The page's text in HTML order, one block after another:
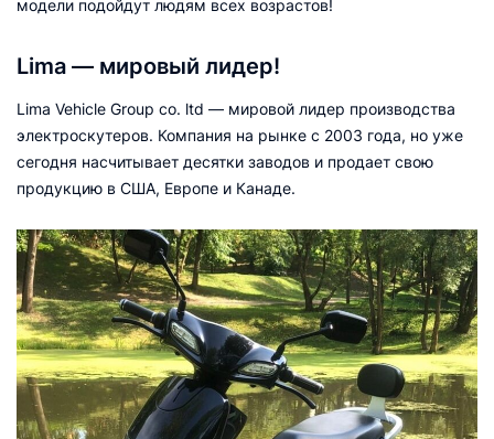
модели подойдут людям всех возрастов!
Lima — мировый лидер!
Lima Vehicle Group co. ltd — мировой лидер производства
электроскутеров. Компания на рынке с 2003 года, но уже
сегодня насчитывает десятки заводов и продает свою
продукцию в США, Европе и Канаде.